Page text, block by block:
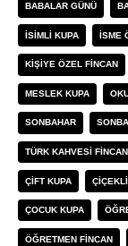
BABALAR GÜNÜ
ISIMLI KUPA ISME
KIŞIYE ÖZEL FINCAN
MESLEK KUPA
SONBAHAR
TÜRK KAHVESI
ÇIFT KUPA
ÇOCUK KUPA
ÖĞRETMEN FINCAN